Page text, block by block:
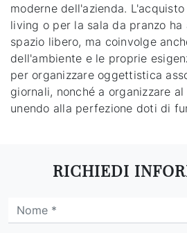
moderne dell'azienda.
living o per la sala da pranzo
spazio libero, ma coinvolge
dell'ambiente e le proprie
per organizzare oggettistica
giornali, nonché a organizzare
unendo alla perfezione doti di
RICHIEDI